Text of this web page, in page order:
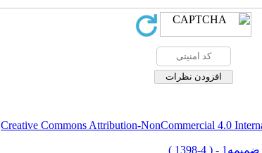
Creative Commons Attribution-NonCommercial 4.0